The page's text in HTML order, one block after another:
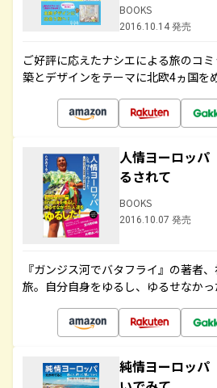
BOOKS
2016.10.14 発売
ご好評に応えたナシエによる旅のコ
築とデザインをテーマに北欧4ヵ国を
人情ヨーロッ
るされて
BOOKS
2016.10.07 発売
『ガンジス河でバタフライ』の著者
旅。自分自身をゆるし、ゆるせなかっ
純情ヨーロッ